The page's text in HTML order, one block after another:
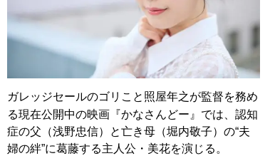
ガレッジセールのゴリこと照屋年之が監督を務め
る現在公開中の映画『かなさんどー』では、認知
症の父（浅野忠信）と亡き母（堀内敬子）の“夫
婦の絆”に葛藤する主人公・美花を演じる。